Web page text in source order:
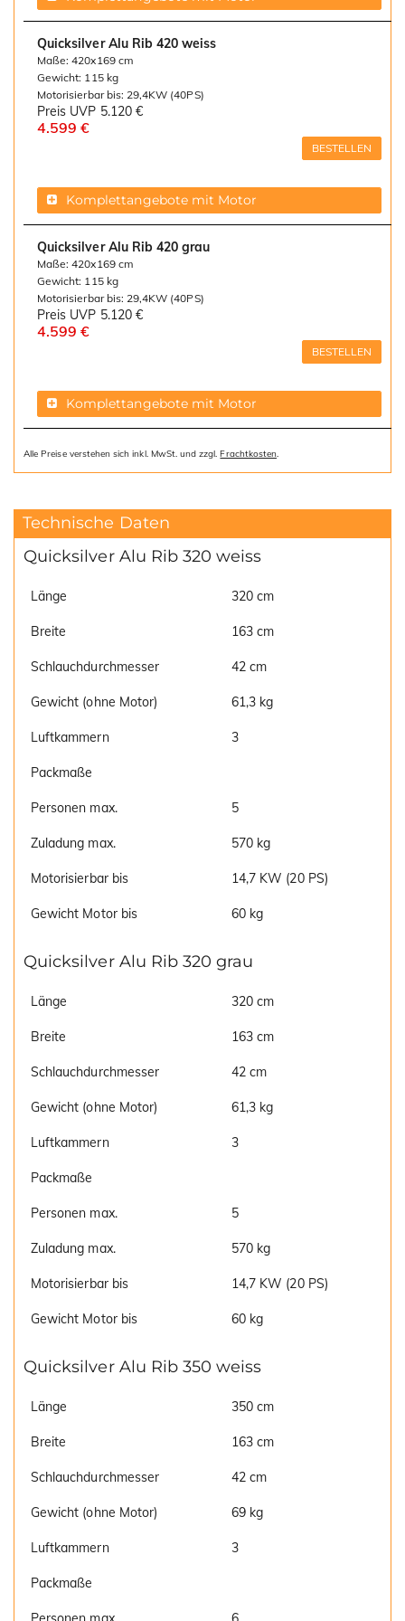
Quicksilver Alu Rib 420 weiss
Maße: 420x169 cm
Gewicht: 115 kg
Motorisierbar bis: 29,4KW (40PS)
Preis UVP 5.120 €
4.599 €
BESTELLEN
Komplettangebote mit Motor
Quicksilver Alu Rib 420 grau
Maße: 420x169 cm
Gewicht: 115 kg
Motorisierbar bis: 29,4KW (40PS)
Preis UVP 5.120 €
4.599 €
BESTELLEN
Komplettangebote mit Motor
Alle Preise verstehen sich inkl. MwSt. und zzgl.Frachtkosten.
Technische Daten
Quicksilver Alu Rib 320 weiss
Länge 320 cm
Breite 163 cm
Schlauchdurchmesser 42 cm
Gewicht (ohne Motor) 61,3 kg
Luftkammern 3
Packmaße
Personen max. 5
Zuladung max. 570 kg
Motorisierbar bis 14,7 KW (20 PS)
Gewicht Motor bis 60 kg
Quicksilver Alu Rib 320 grau
Länge 320 cm
Breite 163 cm
Schlauchdurchmesser 42 cm
Gewicht (ohne Motor) 61,3 kg
Luftkammern 3
Packmaße
Personen max. 5
Zuladung max. 570 kg
Motorisierbar bis 14,7 KW (20 PS)
Gewicht Motor bis 60 kg
Quicksilver Alu Rib 350 weiss
Länge 350 cm
Breite 163 cm
Schlauchdurchmesser 42 cm
Gewicht (ohne Motor) 69 kg
Luftkammern 3
Packmaße